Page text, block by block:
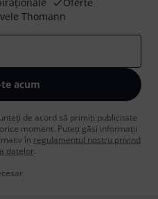
Thomann
acum
de acord să primiți publicitate
moment. Puteți găsi informații
în regulamentul nostru privind
datelor.